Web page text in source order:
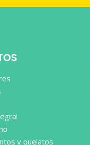
y quelatos